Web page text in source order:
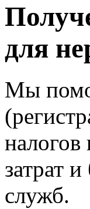
для
Мы
затрат
служб.